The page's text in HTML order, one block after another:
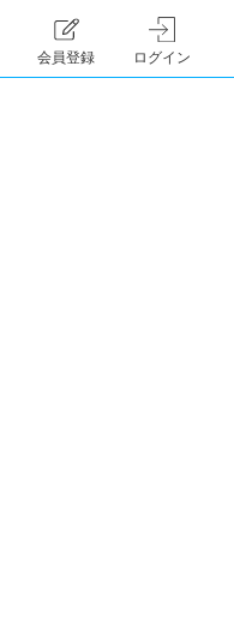
会員登録 ログイン